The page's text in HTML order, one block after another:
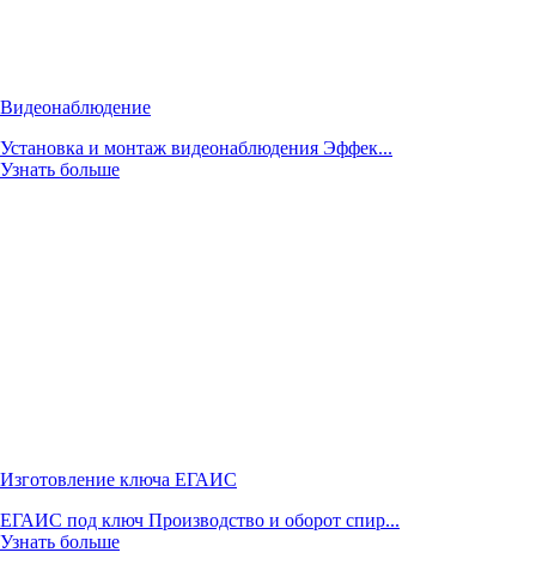
Видеонаблюдение
Установка и монтаж видеонаблюдения Эффек...
Узнать больше
Изготовление ключа ЕГАИС
ЕГАИС под ключ Производство и оборот спир...
Узнать больше